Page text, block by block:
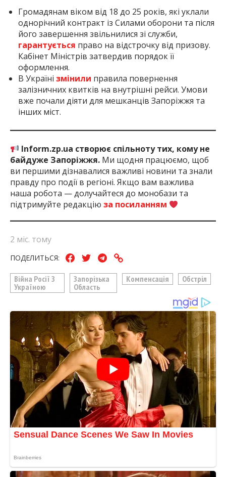
Громадянам віком від 18 до 25 років, які уклали
однорічний контракт із Силами оборони та після
його завершення звільнилися зі служби,
гарантується право на відстрочку від призову.
Кабінет Міністрів затвердив порядок її
оформлення.
В Україні змінили правила повернення
залізничних квитків на внутрішні рейси. Умови
вже почали діяти для мешканців Запоріжжя та
інших міст.
Inform.zp.ua створює спільноту тих, кому не
байдуже Запоріжжя. Ми щодня працюємо, щоб
ви першими дізнавалися важливі новини та знали
правду про події в регіоні. Якщо вам важлива
наша робота — долучайтеся до монобази та
підтримуйте редакцію за посиланням
2 міс. тому
ПОДЕЛИТЬСЯ:
Війна Росії З
Україною
Запорізька
Область
Компенсація Обстріл